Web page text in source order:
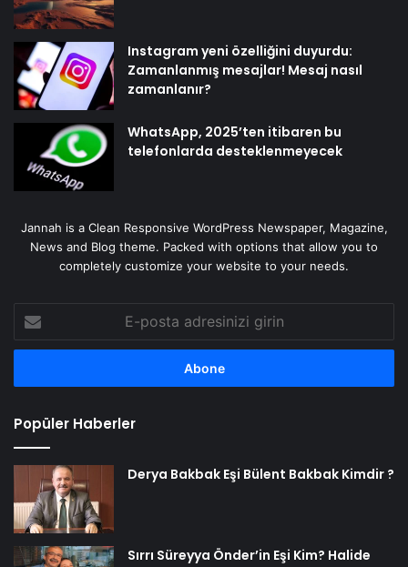
Instagram yeni özelliğini duyurdu:
Zamanlanmış mesajlar! Mesaj nasıl
zamanlanır?
WhatsApp, 2025’ten itibaren bu
telefonlarda desteklenmeyecek
Jannah is a Clean Responsive WordPress Newspaper, Magazine,
News and Blog theme. Packed with options that allow you to
completely customize your website to your needs.
posta
adresinizi
Popüler Haberler
Derya Bakbak Eşi Bülent Bakbak Kimdir ?
Sırrı Süreyya Önder’in Eşi Kim? Halide